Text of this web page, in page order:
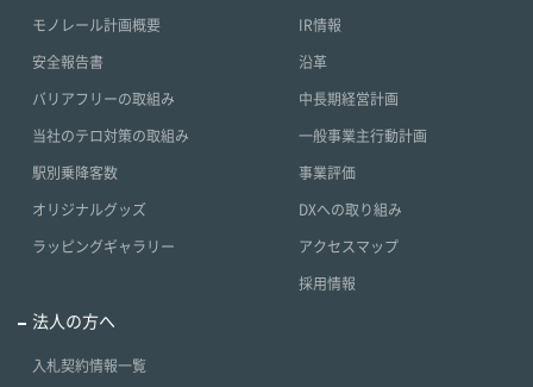
モノレール計画概要
安全報告書
バリアフリーの取組み
当社のテロ対策の取組み
駅別乗降客数
オリジナルグッズ
ラッピングギャラリー
IR情報
沿革
中長期経営計画
一般事業主行動計画
事業評価
DXへの取り組み
アクセスマップ
採用情報
法人の方へ
入札契約情報一覧